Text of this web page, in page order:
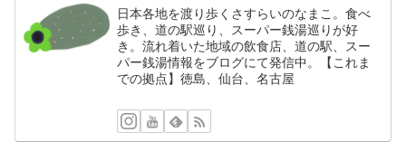
日本各地を渡り歩くさすらいのなまこ。食べ
歩き、道の駅巡り、スーパー銭湯巡りが好
き。流れ着いた地域の飲食店、道の駅、スー
パー銭湯情報をブログにて発信中。【これま
での拠点】徳島、仙台、名古屋